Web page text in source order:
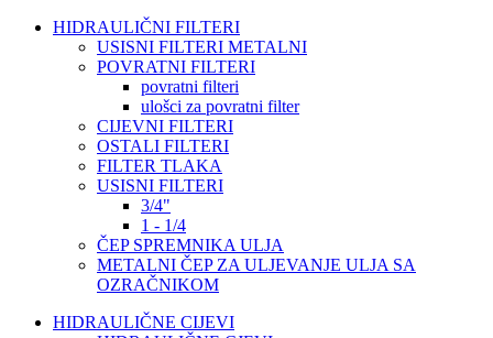
HIDRAULIČNI FILTERI
USISNI FILTERI METALNI
POVRATNI FILTERI
povratni filteri
ulošci za povratni filter
CIJEVNI FILTERI
OSTALI FILTERI
FILTER TLAKA
USISNI FILTERI
3/4"
1 - 1/4
ČEP SPREMNIKA ULJA
METALNI ČEP ZA ULJEVANJE ULJA SA
OZRAČNIKOM
HIDRAULIČNE CIJEVI